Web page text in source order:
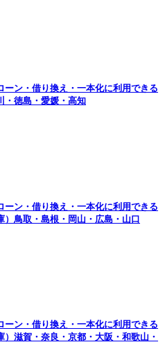
ーン・借り換え・一本化に利用できる
・徳島・愛媛・高知
ーン・借り換え・一本化に利用できる
）鳥取・島根・岡山・広島・山口
ーン・借り換え・一本化に利用できる
滋賀・奈良・京都・大阪・和歌山・